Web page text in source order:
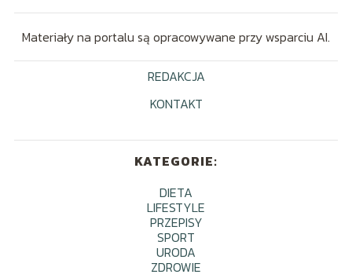
Materiały na portalu są opracowywane przy wsparciu AI.
REDAKCJA
KONTAKT
KATEGORIE:
DIETA
LIFESTYLE
PRZEPISY
SPORT
URODA
ZDROWIE